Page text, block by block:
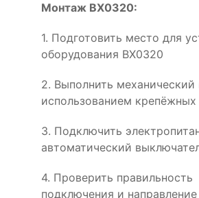
Монтаж BX0320:
1. Подготовить место для
оборудования BX0320
2. Выполнить
использованием крепёжных
3. Подключить
автоматический
4. Проверить правильность
подключения и